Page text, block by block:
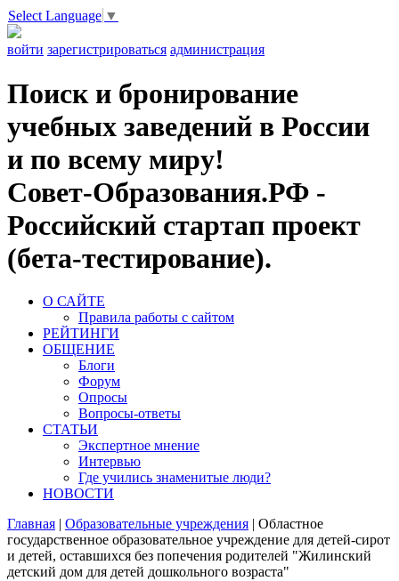
Select Language ▼
войти зарегистрироваться администрация
Поиск и бронирование
учебных заведений в России
и по всему миру!
Совет-Образования.РФ -
Российский стартап проект
(бета-тестирование).
О САЙТЕ
Правила работы с сайтом
РЕЙТИНГИ
ОБЩЕНИЕ
Блоги
Форум
Опросы
Вопросы-ответы
СТАТЬИ
Экспертное мнение
Интервью
Где учились знаменитые люди?
НОВОСТИ
Главная | Образовательные учреждения | Областное
государственное образовательное учреждение для детей-сирот
и детей, оставшихся без попечения родителей "Жилинский
детский дом для детей дошкольного возраста"